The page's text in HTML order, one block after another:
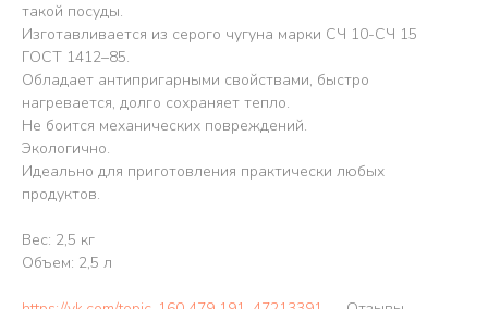
такой посуды.
Изготавливается из серого чугуна марки СЧ 10-СЧ 15
ГОСТ 1412–85.
Обладает антипригарными свойствами, быстро
нагревается, долго сохраняет тепло.
Не боится механических повреждений.
Экологично.
Идеально для приготовления практически любых
продуктов.
Вес: 2,5 кг
Объем: 2,5 л